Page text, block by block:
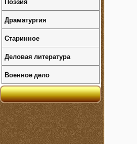
Драматургия
Старинное
Деловая литература
Военное дело